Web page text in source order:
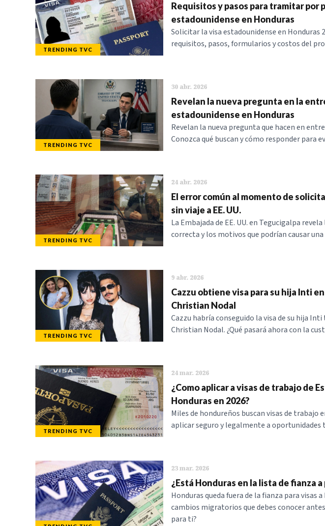
TRENDING TVC
Requisitos y pasos para tramitar por
estadounidense en Honduras
Solicitar la visa estadounidense en Honduras
requisitos, pasos, formularios y costos del
TRENDING TVC
30 abr. 2026
Revelan la nueva pregunta en la
estadounidense en Honduras
Revelan la nueva pregunta que hacen en
Conozca qué buscan y cómo responder para
TRENDING TVC
24 abr. 2026
El error común al momento de
sin viaje a EE. UU.
La Embajada de EE. UU. en Tegucigalpa
correcta y los motivos que podrían causar
TRENDING TVC
9 abr. 2026
Cazzu obtiene visa para su hija Inti
Christian Nodal
Cazzu habría conseguido la visa de su hija
Christian Nodal. ¿Qué pasará ahora con la
TRENDING TVC
24 mar. 2026
¿Como aplicar a visas de trabajo de
Honduras en 2026?
Miles de hondureños buscan visas de trabajo
aplicar seguro y legalmente a oportunidades
23 mar. 2026
¿Está Honduras en la lista de fianza
Honduras queda fuera de la fianza para visas a
cambios migratorios que debes conocer
para ti?